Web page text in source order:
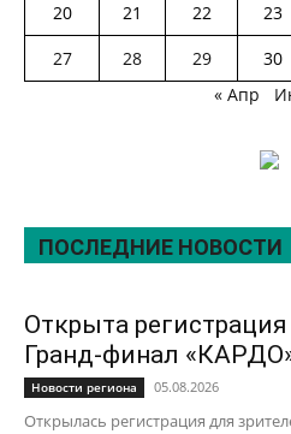
20
21 22 23
27
28 29 30
« Апр
ПОСЛЕДНИЕ НОВОСТИ
Открыта
Гранд-финал
Новости региона 05.08.2026
Открылась регистрация для